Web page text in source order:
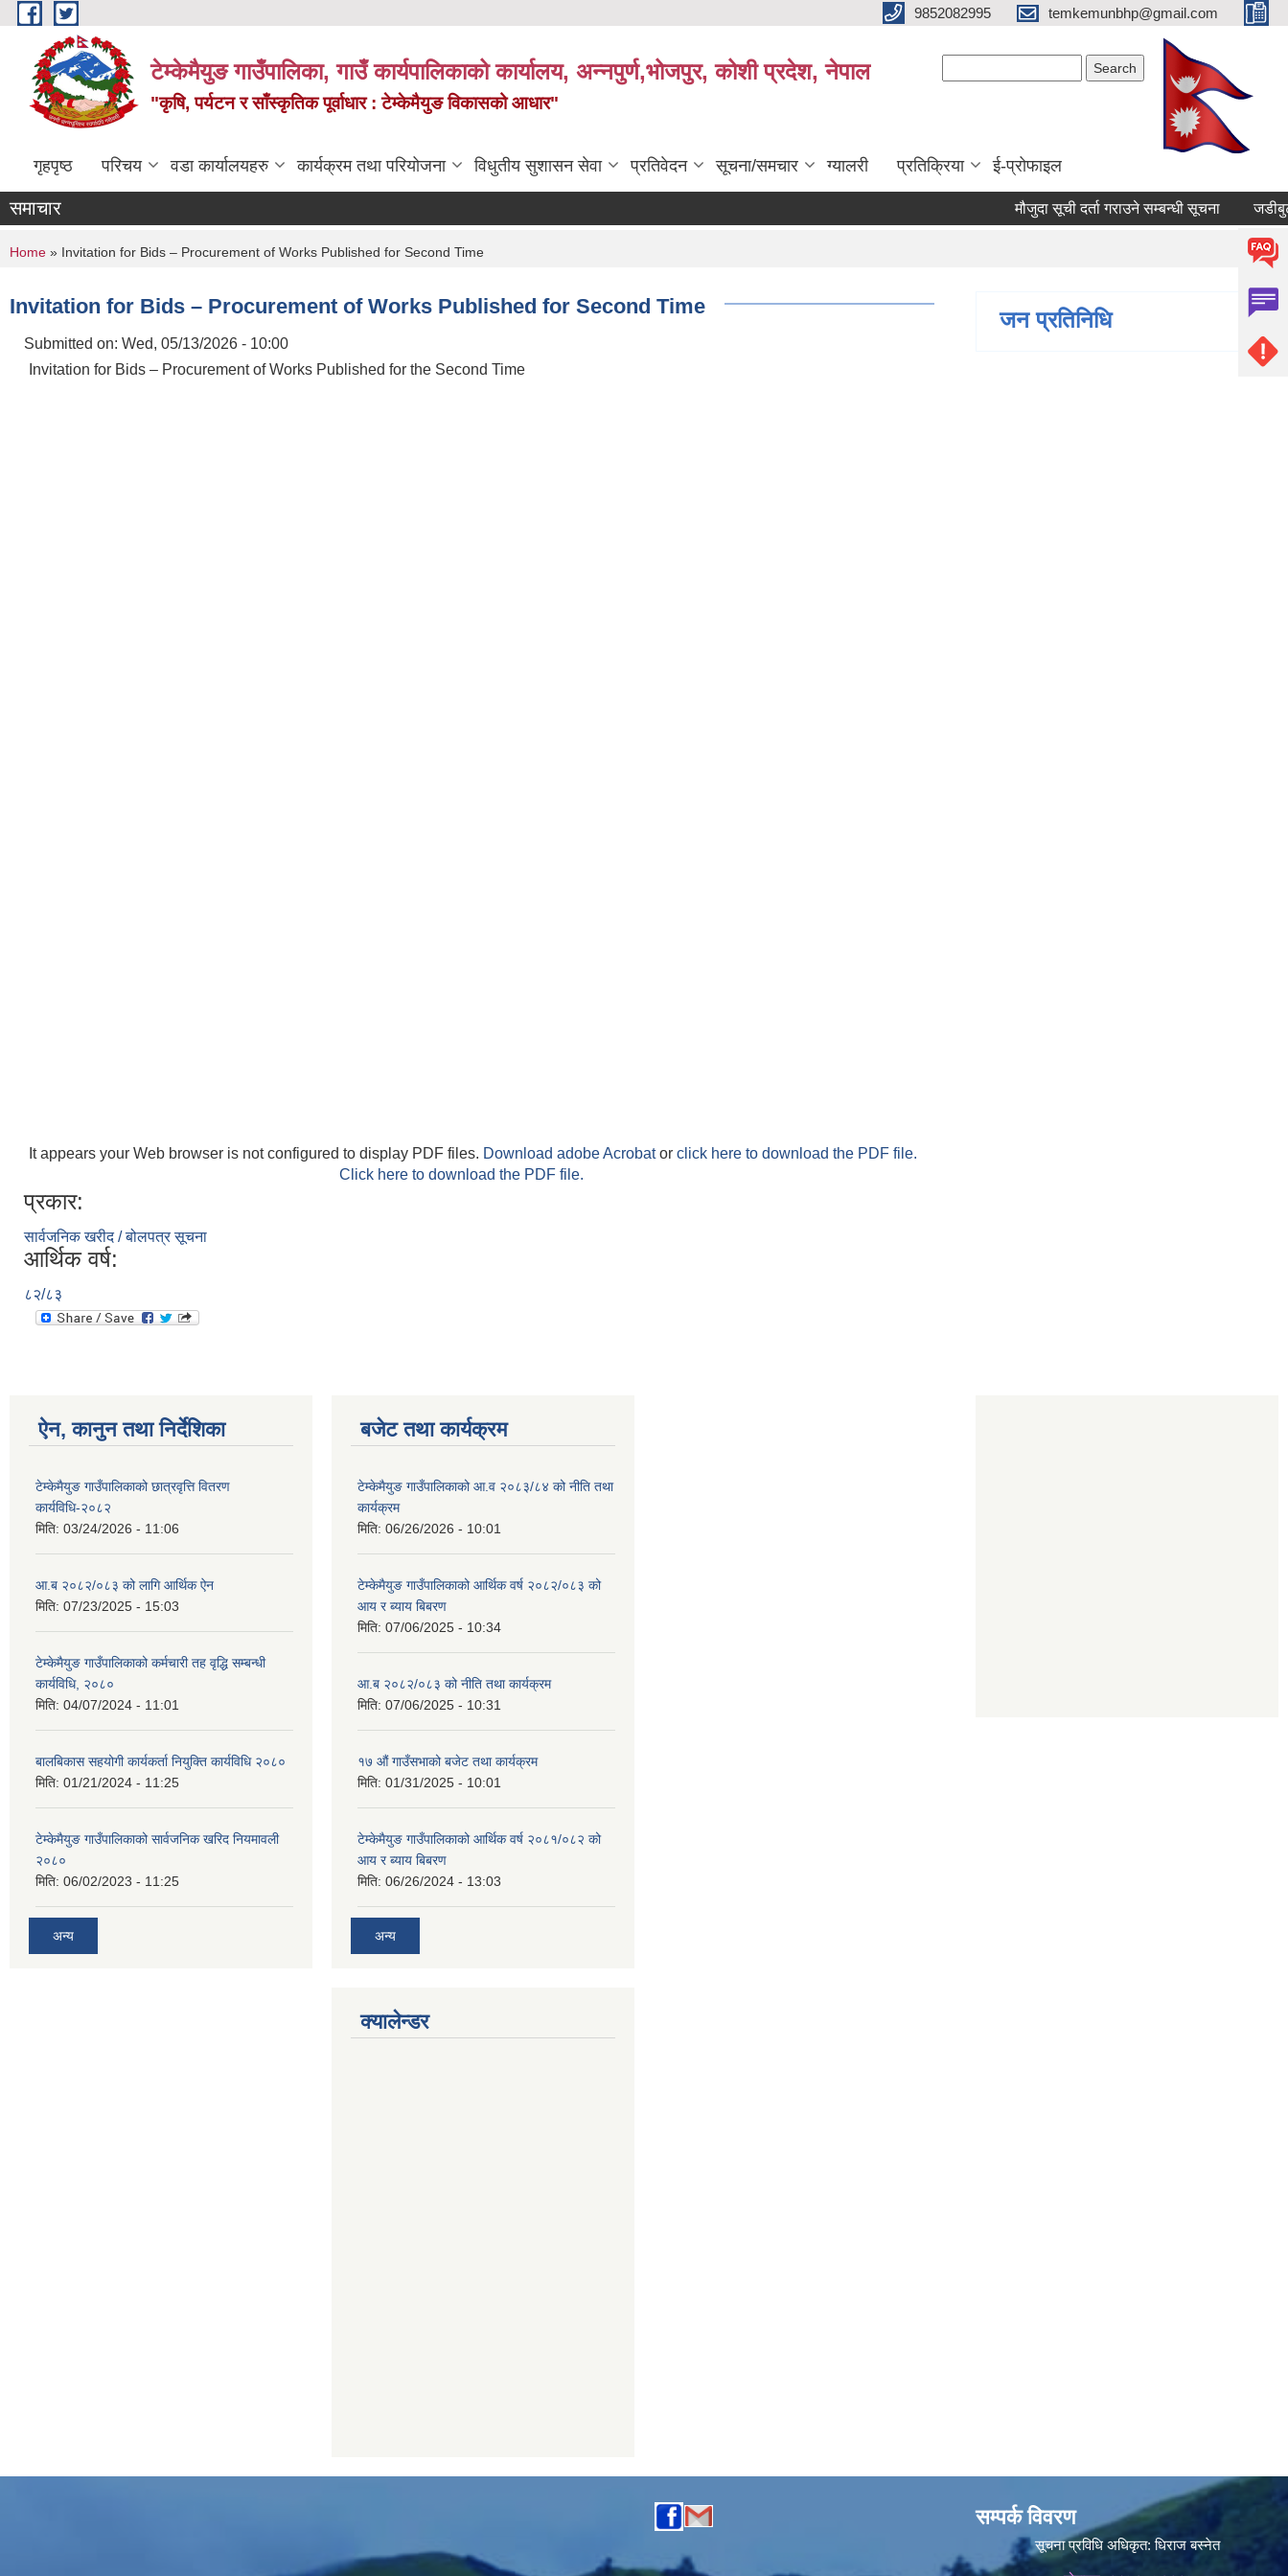
Skip to main content 9852082995 temkemunbhp@gmail.com
टेम्केमैयुङ गाउँपालिका, गाउँ कार्यपालिकाको कार्यालय, अन्नपुर्ण,भोजपुर, कोशी प्रदेश, नेपाल
"कृषि, पर्यटन र साँस्कृतिक पूर्वाधार : टेम्केमैयुङ विकासको आधार"
गृहपृष्ठ परिचय वडा कार्यालयहरु कार्यक्रम तथा परियोजना विधुतीय सुशासन सेवा प्रतिवेदन सूचना/समचार ग्यालरी प्रतिक्रिया ई-प्रोफाइल
समाचार मौजुदा सूची दर्ता गराउने सम्बन्धी सूचना जडीबुटी
You are here
Home » Invitation for Bids – Procurement of Works Published for Second Time
Invitation for Bids – Procurement of Works Published for Second Time
Submitted on: Wed, 05/13/2026 - 10:00
Invitation for Bids – Procurement of Works Published for the Second Time
It appears your Web browser is not configured to display PDF files. Download adobe Acrobator click here to download the PDF file.
Click here to download the PDF file.
प्रकार:
सार्वजनिक खरीद / बोलपत्र सूचना
आर्थिक वर्ष:
८२/८३
जन प्रतिनिधि
ऐन, कानुन तथा निर्देशिका
टेम्केमैयुङ गाउँपालिकाको छात्रवृत्ति वितरण
कार्यविधि-२०८२
मिति: 03/24/2026 - 11:06
आ.ब २०८२/०८३ को लागि आर्थिक ऐन
मिति: 07/23/2025 - 15:03
टेम्केमैयुङ गाउँपालिकाको कर्मचारी तह वृद्धि सम्बन्धी
कार्यविधि, २०८०
मिति: 04/07/2024 - 11:01
बालबिकास सहयोगी कार्यकर्ता नियुक्ति कार्यविधि २०८०
मिति: 01/21/2024 - 11:25
टेम्केमैयुङ गाउँपालिकाको सार्वजनिक खरिद नियमावली
२०८०
मिति: 06/02/2023 - 11:25
अन्य
बजेट तथा कार्यक्रम
टेम्केमैयुङ गाउँपालिकाको आ.व २०८३/८४ को नीति तथा
कार्यक्रम
मिति: 06/26/2026 - 10:01
टेम्केमैयुङ गाउँपालिकाको आर्थिक वर्ष २०८२/०८३ को
आय र ब्याय बिबरण
मिति: 07/06/2025 - 10:34
आ.ब २०८२/०८३ को नीति तथा कार्यक्रम
मिति: 07/06/2025 - 10:31
१७ औं गाउँसभाको बजेट तथा कार्यक्रम
मिति: 01/31/2025 - 10:01
टेम्केमैयुङ गाउँपालिकाको आर्थिक वर्ष २०८१/०८२ को
आय र ब्याय बिबरण
मिति: 06/26/2024 - 13:03
अन्य
क्यालेन्डर
सम्पर्क विवरण
सूचना प्रविधि अधिकृत:धिराज बस्नेत